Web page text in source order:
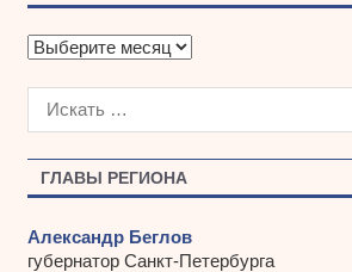
ГЛАВЫ РЕГИОНА
Александр Беглов
губернатор Санкт-Петербурга
А
х
ы